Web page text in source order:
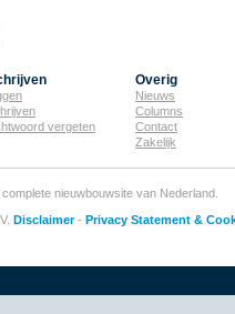
vergeten
Overig
Nieuws
Columns
Contact
Zakelijk
complete nieuwbouwsite van Nederland.
Disclaimer- Privacy Statement &